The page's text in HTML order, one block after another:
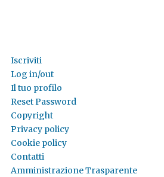
Iscriviti
Log in/out
Il tuo profilo
Reset Password
Copyright
Privacy policy
Cookie policy
Contatti
Amministrazione Trasparente